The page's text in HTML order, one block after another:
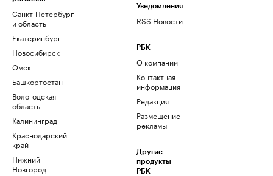
Санкт-Петербург
и область
Екатеринбург
Новосибирск
Омск
Башкортостан
Вологодская
область
Калининград
Краснодарский
край
Нижний
Новгород
Уведомления
RSS Новости
РБК
О компании
Контактная
информация
Редакция
Размещение
рекламы
Другие
продукты
РБК